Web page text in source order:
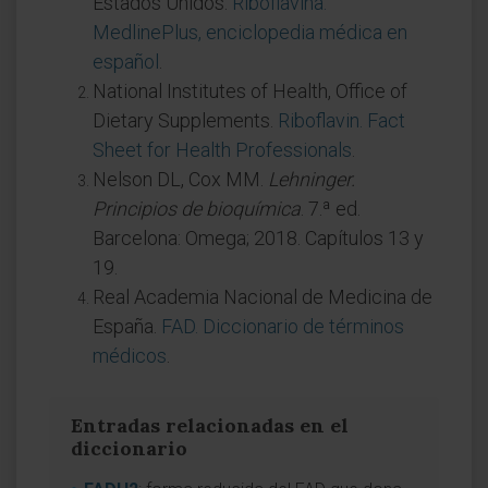
MedlinePlus, enciclopedia médica en
español
National Institutes of Health, Office of
Dietary Supplements. Riboflavin. Fact
Sheet for Health Professionals
Nelson DL, Cox MM. Lehninger.
Principios de bioquímica . 7.ª ed.
Barcelona: Omega; 2018. Capítulos 13 y
19.
Real Academia Nacional de Medicina de
España. FAD. Diccionario de términos
médicos
Entradas relacionadas en el
diccionario